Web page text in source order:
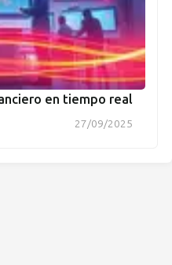
en tiempo real
27/09/2025